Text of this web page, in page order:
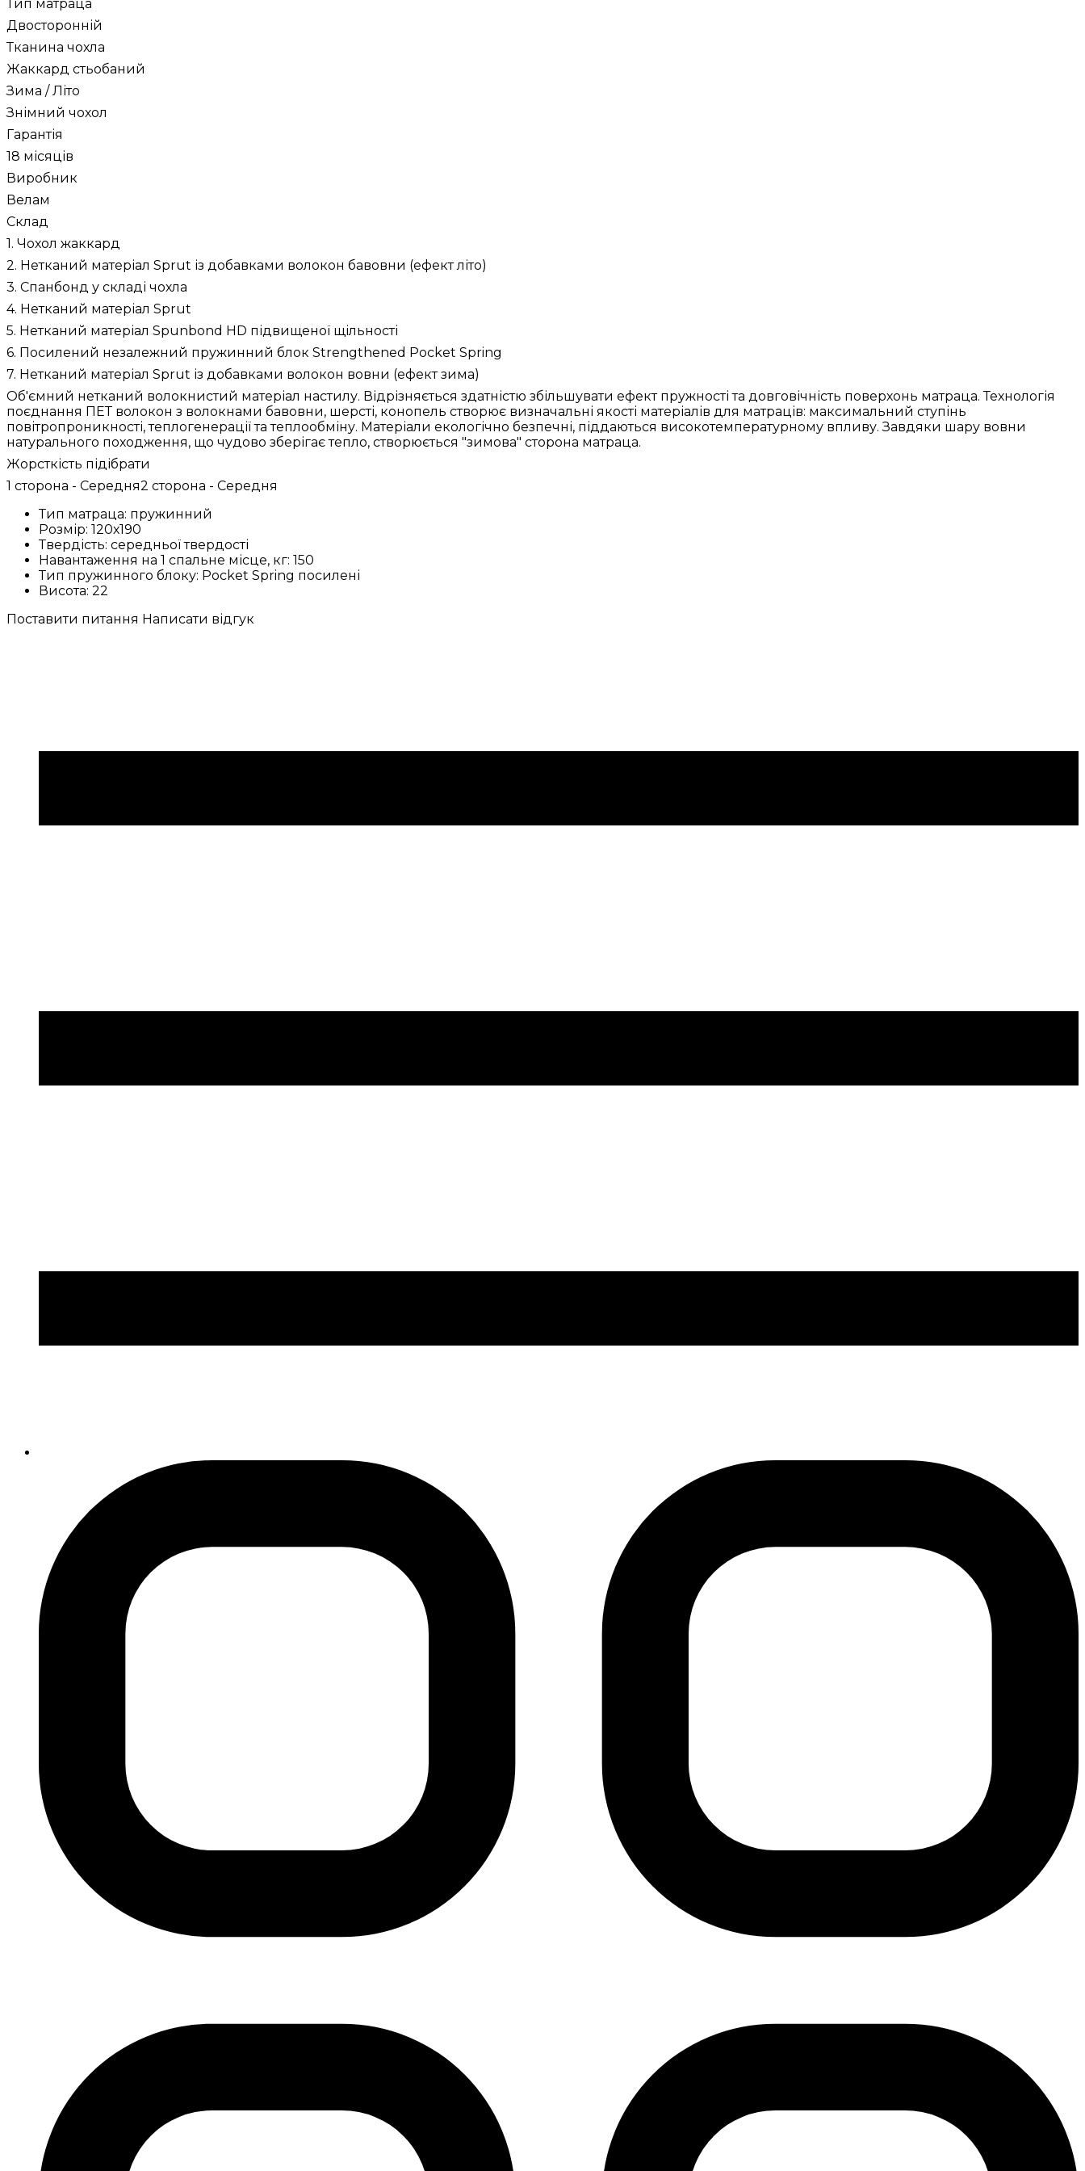
Тип матраца
Двосторонній
Тканина чохла
Жаккард стьобаний
Зима / Літо
Знімний чохол
Гарантія
18 місяців
Виробник
Велам
Склад
1. Чохол жаккард
2. Нетканий матеріал Sprut із добавками волокон бавовни (ефект літо)
3. Спанбонд у складі чохла
4. Нетканий матеріал Sprut
5. Нетканий матеріал Spunbond HD підвищеної щільності
6. Посилений незалежний пружинний блок Strengthened Pocket Spring
7. Нетканий матеріал Sprut із добавками волокон вовни (ефект зима)
Об'ємний нетканий волокнистий матеріал настилу. Відрізняється здатністю збільшувати ефект пружності та довговічність поверхонь матраца. Технологія
поєднання ПЕТ волокон з волокнами бавовни, шерсті, конопель створює визначальні якості матеріалів для матраців: максимальний ступінь
повітропроникності, теплогенерації та теплообміну. Матеріали екологічно безпечні, піддаються високотемпературному впливу. Завдяки шару вовни
натурального походження, що чудово зберігає тепло, створюється "зимова" сторона матраца.
Жорсткість підібрати
1 сторона - Середня2 сторона - Середня
Тип матраца: пружинний
Розмір: 120х190
Твердість: середньої твердості
Навантаження на 1 спальне місце, кг: 150
Тип пружинного блоку: Pocket Spring посилені
Висота: 22
Поставити питання Написати відгук